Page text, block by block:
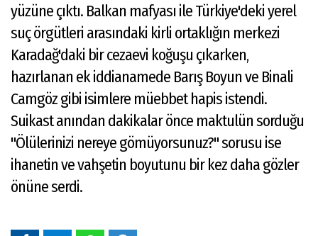
yüzüne çıktı. Balkan mafyası ile Türkiye'deki yerel
suç örgütleri arasındaki kirli ortaklığın merkezi
Karadağ'daki bir cezaevi koğuşu çıkarken,
hazırlanan ek iddianamede Barış Boyun ve Binali
Camgöz gibi isimlere müebbet hapis istendi.
Suikast anından dakikalar önce maktulün sorduğu
"Ölülerinizi nereye gömüyorsunuz?" sorusu ise
ihanetin ve vahşetin boyutunu bir kez daha gözler
önüne serdi.